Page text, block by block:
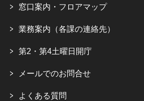
窓口案内・フロアマップ
業務案内（各課の連絡先）
第2・第4土曜日開庁
メールでのお問合せ
よくある質問